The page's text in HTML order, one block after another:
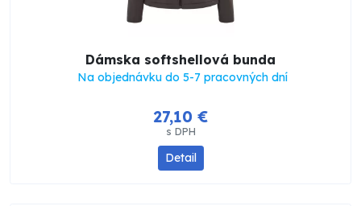
Dámska softshellová bunda
Na objednávku do 5-7 pracovných dní
27,10 €
s DPH
Detail